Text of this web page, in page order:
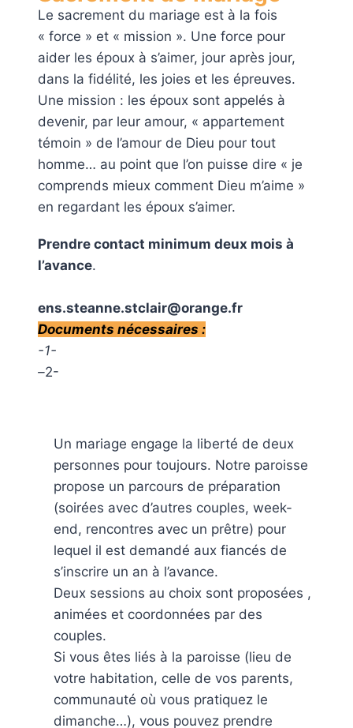
Le sacrement du mariage est à la fois
« force » et « mission ». Une force pour
aider les époux à s’aimer, jour après jour,
dans la fidélité, les joies et les épreuves.
Une mission : les époux sont appelés à
devenir, par leur amour, « appartement
témoin » de l’amour de Dieu pour tout
homme… au point que l’on puisse dire « je
comprends mieux comment Dieu m’aime »
en regardant les époux s’aimer.
Prendre contact minimum deux mois à
l’avance.
ens.steanne.stclair@orange.fr
Documents nécessaires :
-1-
–2-
Un mariage engage la liberté de deux
personnes pour toujours. Notre paroisse
propose un parcours de préparation
(soirées avec d’autres couples, week-
end, rencontres avec un prêtre) pour
lequel il est demandé aux fiancés de
s’inscrire un an à l’avance.
Deux sessions au choix sont proposées ,
animées et coordonnées par des
couples.
Si vous êtes liés à la paroisse (lieu de
votre habitation, celle de vos parents,
communauté où vous pratiquez le
dimanche…), vous pouvez prendre